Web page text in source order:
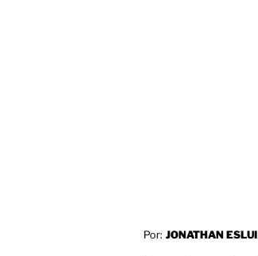
Por: JONATHAN ESLUI